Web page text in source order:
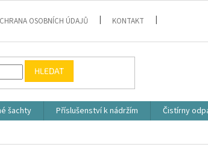
OSOBNÍCH ÚDAJŮ KONTAKT
HLEDAT
šachty Příslušenství k nádržím Čistírny